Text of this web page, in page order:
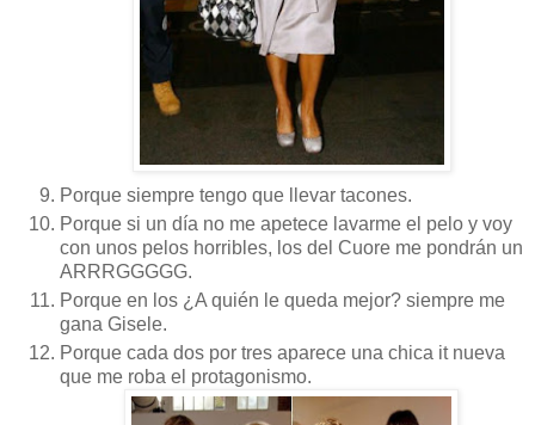
Porque siempre tengo que llevar tacones.
Porque si un día no me apetece lavarme el pelo y voy
con unos pelos horribles, los del Cuore me pondrán un
ARRRGGGGG.
Porque en los ¿A quién le queda mejor? siempre me
gana Gisele.
Porque cada dos por tres aparece una chica it nueva
que me roba el protagonismo.